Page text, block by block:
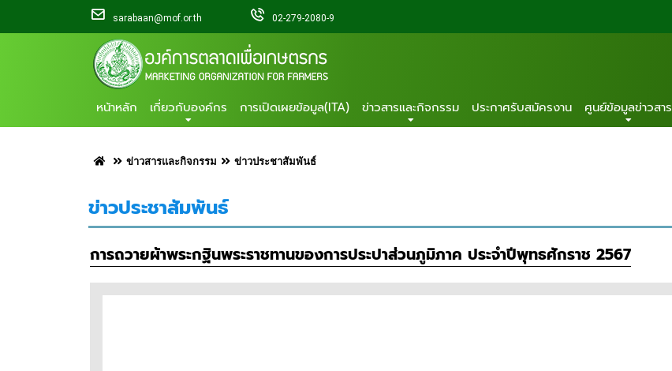
sarabaan@mof.or.th 02-279-2080-9
หน้าหลัก เกี่ยวกับองค์กร การเปิดเผยข้อมูล(ITA) ข่าวสารและกิจกรรม ประกาศรับสมัครงาน ศูนย์ข้อมูลข่าวสาร
ข่าวสารและกิจกรรม ข่าวประชาสัมพันธ์
ข่าวประชาสัมพันธ์
การถวายผ้าพระกฐินพระราชทานของการประปาส่วนภูมิภาค ประจำปีพุทธศักราช 2567